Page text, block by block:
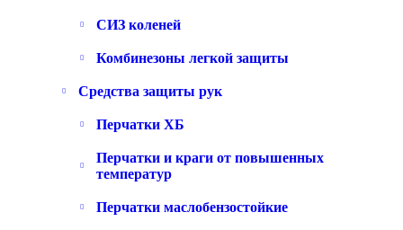
СИЗ коленей
Комбинезоны легкой защиты
Средства защиты рук
Перчатки ХБ
Перчатки и краги от повышенных
температур
Перчатки маслобензостойкие